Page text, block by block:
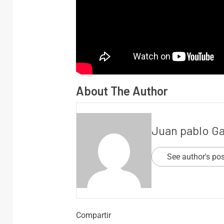
About The Author
Juan pablo
See author's
Compartir